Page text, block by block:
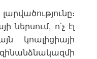
ներսում, ո՛չ էլ
կոալիցիայի